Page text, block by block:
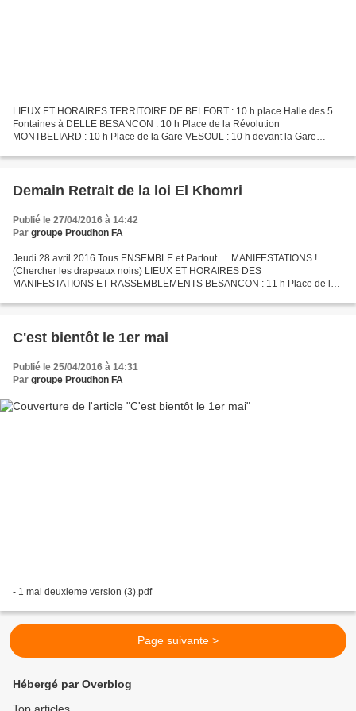
LIEUX ET HORAIRES TERRITOIRE DE BELFORT : 10 h place Halle des 5
Fontaines à DELLE BESANCON : 10 h Place de la Révolution
MONTBELIARD : 10 h Place de la Gare VESOUL : 10 h devant la Gare
Demain Retrait de la loi El Khomri
Publié le 27/04/2016 à 14:42
Par groupe Proudhon FA
Jeudi 28 avril 2016 Tous ENSEMBLE et Partout…. MANIFESTATIONS !
(Chercher les drapeaux noirs) LIEUX ET HORAIRES DES
MANIFESTATIONS ET RASSEMBLEMENTS BESANCON : 11 h Place de la
Lahr LONS...
C'est bientôt le 1er mai
Publié le 25/04/2016 à 14:31
Par groupe Proudhon FA
- 1 mai deuxieme version (3).pdf
Page suivante >
Hébergé par Overblog